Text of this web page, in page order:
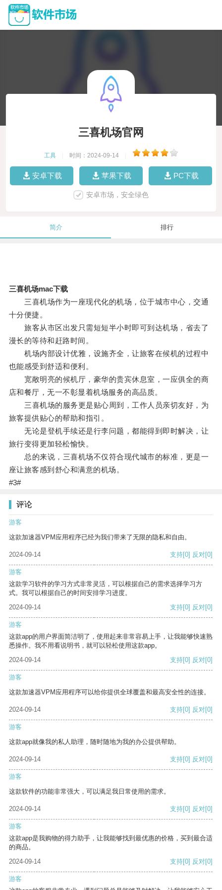
三喜机场官网
工具 时间：2024-09-14
安卓下载 苹果下载 PC下载
安卓市场，安全绿色
简介 排行
三喜机场mac下载
三喜机场作为一座现代化的机场，位于城市中心，交通
十分便捷。
旅客从市区出发只需短短半小时即可到达机场，省去了
漫长的等待和赶路时间。
机场内部设计优雅，设施齐全，让旅客在候机的过程中
也能感受到舒适和便利。
宽敞明亮的候机厅，豪华的贵宾休息室，一应俱全的商
店和餐厅，无一不彰显着机场服务的高品质。
三喜机场的服务更是贴心周到，工作人员亲切友好，为
旅客提供贴心的帮助和指引。
无论是登机手续还是行李问题，都能得到即时解决，让
旅行变得更加轻松愉快。
总的来说，三喜机场不仅符合现代城市的标准，更是一
座让旅客感到舒心和满意的机场。
#3#
评论
游客
这款加速器VPM应用程序已经为我们带来了无限的隐私和自由。
2024-09-14 支持[0] 反对[0]
游客
这款学习软件的学习方式非常灵活，可以根据自己的需求选择学习方
式。我可以根据自己的时间安排学习进度。
2024-09-14
支持[0] 反对[0]
游客
这款app的用户界面简洁明了，使用起来非常容易上手，让我能够快速熟
悉操作。我不用看说明书，就可以轻松使用这款app。
2024-09-14
支持[0] 反对[0]
游客
这款加速器VPM应用程序可以给你提供全球覆盖和最高安全性的连接。
2024-09-14 支持[0] 反对[0]
游客
这款app就像我的私人助理，随时随地为我的办公提供帮助。
2024-09-14 支持[0] 反对[0]
游客
这款软件的功能非常强大，可以满足我日常使用的需求。
2024-09-14 支持[0] 反对[0]
游客
这款app是我购物的得力助手，让我能够找到最优惠的价格，买到最合适
的商品。
2024-09-14
支持[0] 反对[0]
游客